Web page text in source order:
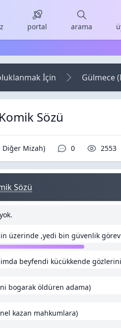
portal arama
İçin Gülmece
Sözü
Diğer Mizah) Yorumlar /
0 2553
Sözü
üzerinde ,yedi bin güvenlik
beyfendi kücükkende
bogarak öldüren adama)
kazan mahkumlara)